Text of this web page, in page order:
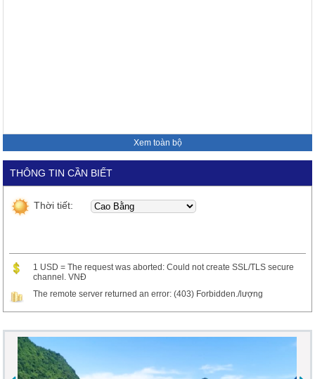
Xem toàn bộ
THÔNG TIN CẦN BIẾT
Thời tiết:
1 USD = The request was aborted: Could not create SSL/TLS secure
channel. VNĐ
The remote server returned an error: (403) Forbidden./lượng